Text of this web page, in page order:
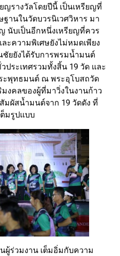
ญรางวัลโดยปีนี้ เป็นเหรียญที่
านในวัดบวรนิเวศวิหาร มา
นับเป็นอีกหนึ่งเหรียญที่ควร
ะความพิเศษยังไม่หมดเพียง
ชัยยังได้รับการพรมน้ำมนต์
ระเทศรวมทั้งสิ้น 19 วัด และ
ะพุทธมนต์ ณ พระอุโบสถวัด
งคลของผู้ที่มาวิ่งในงานก้าว
มผัสน้ำมนต์จาก 19 วัดดัง ที่
มรูปแบบ
ผู้ร่วมงาน เต็มอิ่มกับความ